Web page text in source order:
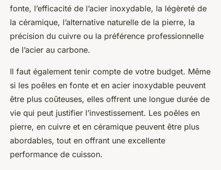
fonte, l’efficacité de l’acier inoxydable, la légèreté de
la céramique, l’alternative naturelle de la pierre, la
précision du cuivre ou la préférence professionnelle
de l’acier au carbone.
Il faut également tenir compte de votre budget. Même
si les poêles en fonte et en acier inoxydable peuvent
être plus coûteuses, elles offrent une longue durée de
vie qui peut justifier l’investissement. Les poêles en
pierre, en cuivre et en céramique peuvent être plus
abordables, tout en offrant une excellente
performance de cuisson.